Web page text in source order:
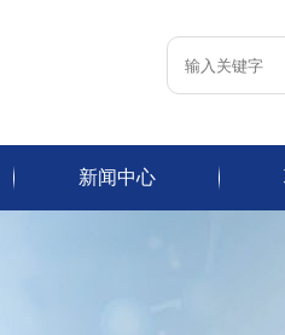
新闻中心